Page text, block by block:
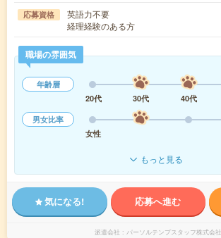
応募資格
英語力不要
経理経験のある方
職場の雰囲気
年齢層
20代
30代 40代
男女比率
女性
もっと見る
気になる! 応募へ進む
派遣会社 パーソルテンプスタッフ株式会社